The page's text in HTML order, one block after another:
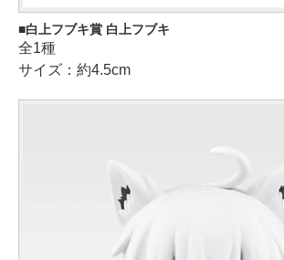
白上フブキ賞 白上フブキ
全1種
サイズ：約4.5cm